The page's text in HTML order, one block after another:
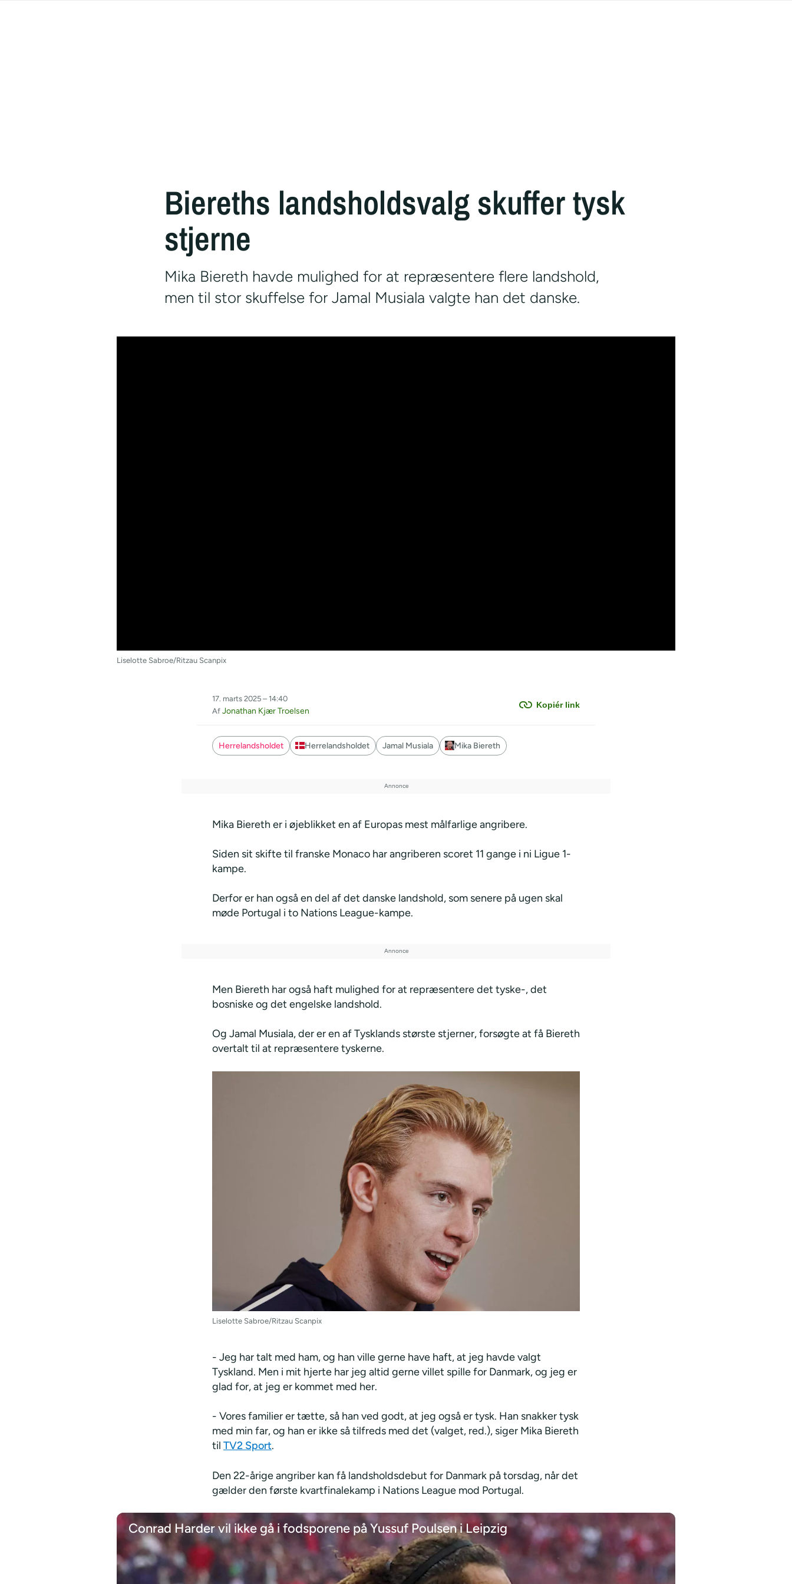
Biereths landsholdsvalg skuffer tysk
stjerne
Mika Biereth havde mulighed for at repræsentere flere landshold,
men til stor skuffelse for Jamal Musiala valgte han det danske.
Liselotte Sabroe/Ritzau Scanpix
Kopiér link
17. marts 2025 – 14:40
Af Jonathan Kjær Troelsen
Herrelandsholdet Herrelandsholdet Jamal Musiala Mika Biereth
Mika Biereth er i øjeblikket en af Europas mest målfarlige angribere.
Siden sit skifte til franske Monaco har angriberen scoret 11 gange i ni Ligue 1-
kampe.
Derfor er han også en del af det danske landshold, som senere på ugen skal
møde Portugal i to Nations League-kampe.
Men Biereth har også haft mulighed for at repræsentere det tyske-, det
bosniske og det engelske landshold.
Og Jamal Musiala, der er en af Tysklands største stjerner, forsøgte at få Biereth
overtalt til at repræsentere tyskerne.
Liselotte Sabroe/Ritzau Scanpix
- Jeg har talt med ham, og han ville gerne have haft, at jeg havde valgt
Tyskland. Men i mit hjerte har jeg altid gerne villet spille for Danmark, og jeg er
glad for, at jeg er kommet med her.
- Vores familier er tætte, så han ved godt, at jeg også er tysk. Han snakker tysk
med min far, og han er ikke så tilfreds med det (valget, red.), siger Mika Biereth
til TV2 Sport.
Den 22-årige angriber kan få landsholdsdebut for Danmark på torsdag, når det
gælder den første kvartfinalekamp i Nations League mod Portugal.
Conrad Harder vil ikke gå i fodsporene på Yussuf Poulsen i Leipzig